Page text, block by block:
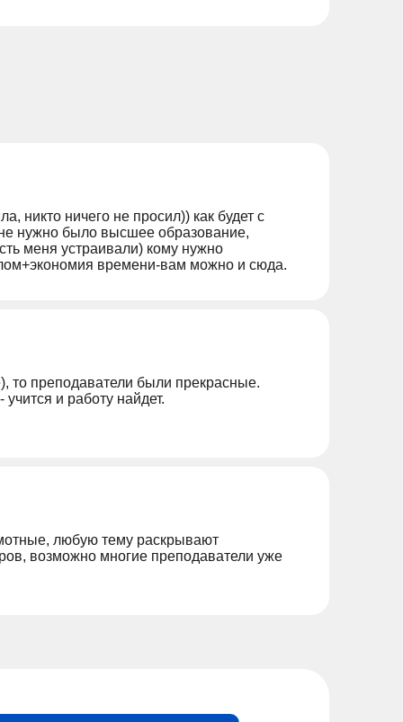
никто ничего не просил)) как будет с
нужно было высшее образование,
меня устраивали) кому нужно
времени-вам можно и сюда.
то преподаватели были прекрасные.
и работу найдет.
любую тему раскрывают
возможно многие преподаватели уже